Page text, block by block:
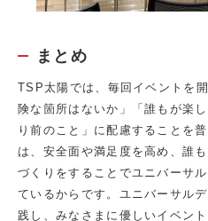
まとめ
TSP太陽では、毎回イベントを
険な箇所はないか」「誰もが楽
り前のこと」に配慮することを
は、安全面や満足度を高め、誰
づくりをすることでユニバーサ
ているからです。ユニバーサル
践し、みなさまに優しいイベン